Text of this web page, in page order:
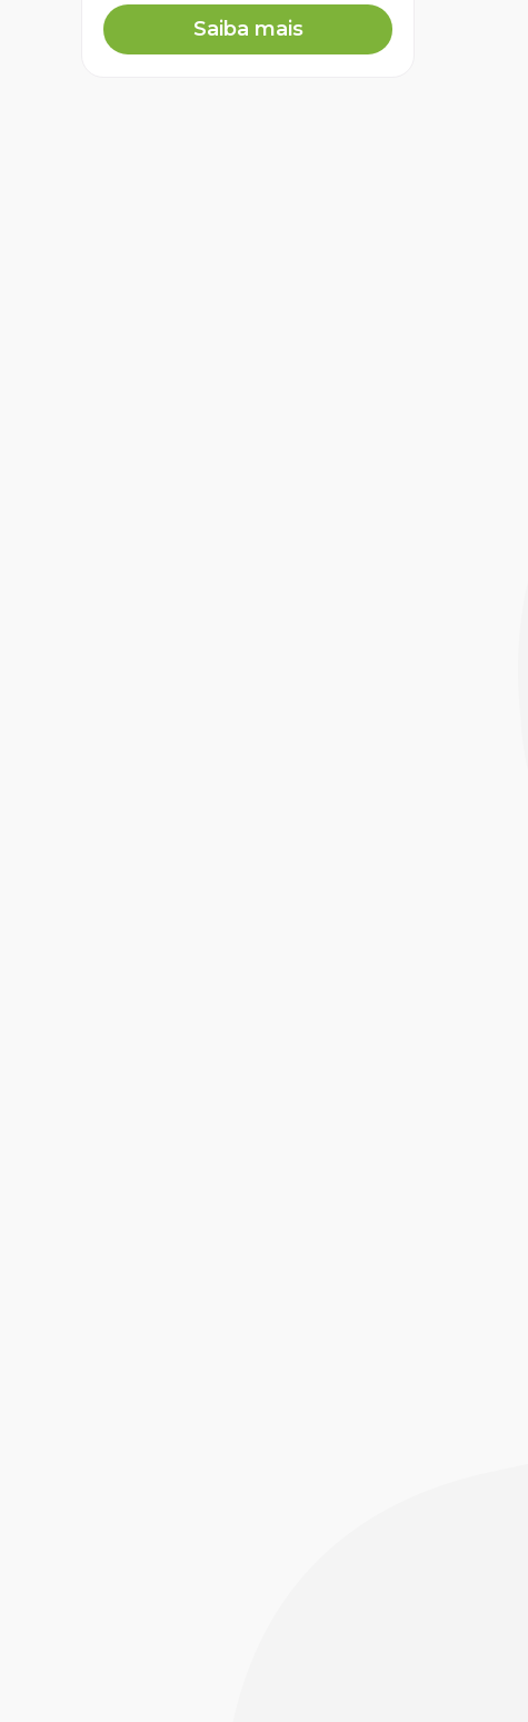
Saiba mais